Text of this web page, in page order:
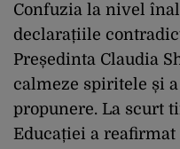
Confuzia la nivel
declarațiile
Președinta Claudia
calmeze spiritele și
propunere. La scurt
Educației a reafirmat